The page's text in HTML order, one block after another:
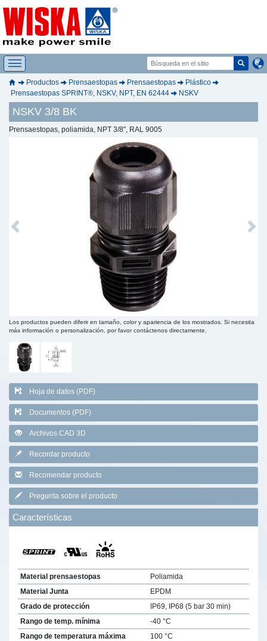
Productos Prensaestopas Prensaestopas
Plástico
Prensaestopas SPRINT®, NSKV, NPT, EN 62444
NSKV
NSKV 3/8 BK
Prensaestopas, poliamida, NPT 3/8", RAL 9005
Previous Next
Los productos pueden diferir en tamaño, color y apariencia de los mostrados. Si necesita
más información o personalización, por favor contáctenos directamente.
Hoja de datos (PDF)
Documentos (PDF)
Archivos CAD 3D
Recordar producto
Recomendar producto
Pregunta sobre el producto
Características
Material prensaestopas
Poliamida
Material Junta
EPDM
Grado de protección
IP69, IP68 (5 bar 30 min)
Rango de temp. mínima
-40 °C
Rango de temperatura máxima
100 °C